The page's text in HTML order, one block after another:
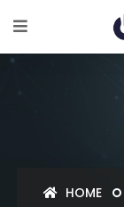
HOME